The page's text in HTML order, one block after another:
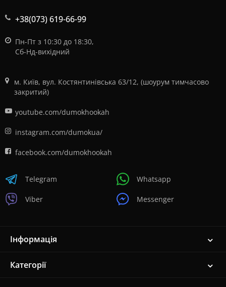
+38(073) 619-66-99
Пн-Пт з 10:30 до 18:30,
Сб-Нд-вихідний
м. Київ, вул. Костянтинівська 63/12, (шоурум тимчасово
закритий)
youtube.com/dumokhookah
instagram.com/dumokua/
facebook.com/dumokhookah
Telegram
Viber
Whatsapp
Messenger
Інформація
Категорії